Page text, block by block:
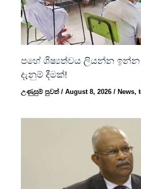
පහේ ශිෂ්‍යත්වය ලියන්න
දැනුම් දීමක්!
උණුසුම් පුවත්/August 8, 2026/News,